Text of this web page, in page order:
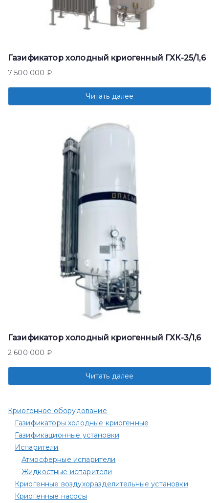
Газификатор холодный криогенный ГХК-25/1,6
7 500 000 ₽
Читать далее
Газификатор холодный криогенный ГХК-3/1,6
2 600 000 ₽
Читать далее
Криогенное оборудование
Газификаторы холодные криогенные
Газификационные установки
Испарители
Атмосферные испарители
Жидкостные испарители
Криогенные воздухоразделительные установки
Криогенные насосы